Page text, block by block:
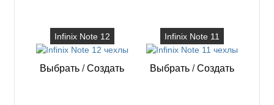
Infinix Note 12
Выбрать /Создать
Infinix Note 11
Выбрать /Создать